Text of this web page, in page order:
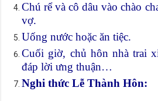
Chú rể và cô dâu vào chào
vợ.
Uống nước hoặc ăn tiệc.
Cuối giờ, chủ hôn nhà trai
đáp lời ưng thuận…
Nghi thức Lễ Thành Hôn: